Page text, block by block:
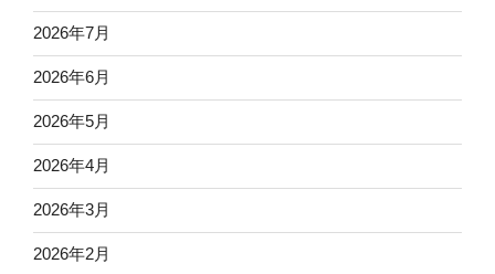
2026年7月
2026年6月
2026年5月
2026年4月
2026年3月
2026年2月